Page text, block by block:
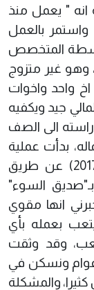
انه " يعمل منذ
واستمر بالعمل
الاسطة المتخصص
وهو غير متزوج
واحد واخوات
جيد ويكفيه
الى الصف
بدأت عملية
توريطه بتعاطي المخدرات في العام (2017) عن طريق
السوء"
انها مقوي
بعمله بأي
وقد وثقت
ونسكن في
والمشكلة